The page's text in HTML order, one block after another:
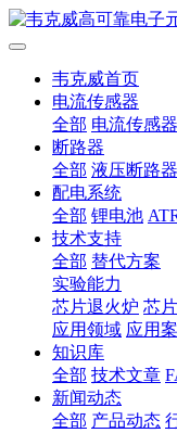
韦克威首页
电流传感器
全部 电流传感
断路器
全部 液压断路器
配电系统
全部 锂电池
技术支持
全部 替代方案
实验能力
芯片退火炉 芯
应用领域 应用
知识库
全部 技术文章
新闻动态
全部 产品动态